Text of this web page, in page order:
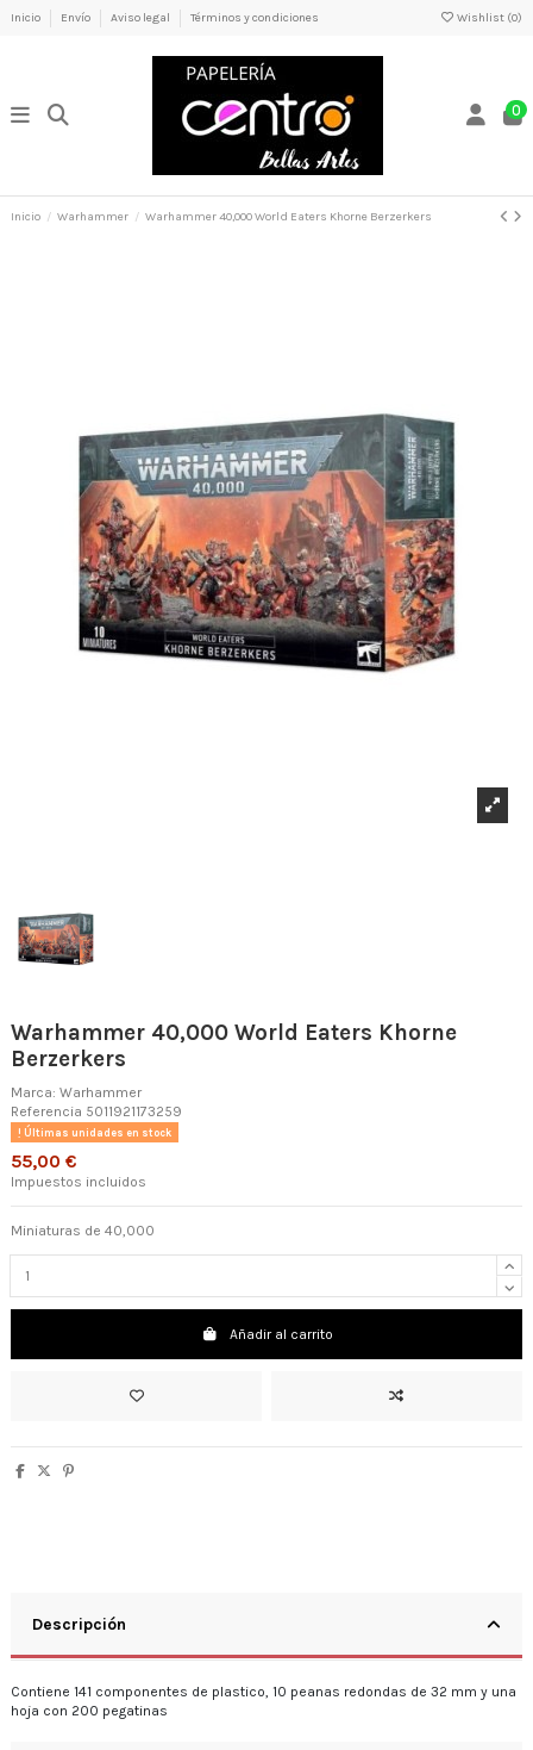
Inicio Envío Aviso legal Términos y condiciones Wishlist (0)
0
Inicio Warhammer Warhammer 40,000 World Eaters Khorne Berzerkers
Warhammer 40,000 World Eaters Khorne
Berzerkers
Marca: Warhammer
Referencia 5011921173259
Últimas unidades en stock
55,00 €
Impuestos incluidos
Miniaturas de 40,000
Añadir al carrito
Descripción
Contiene 141 componentes de plastico, 10 peanas redondas de 32 mm y una
hoja con 200 pegatinas